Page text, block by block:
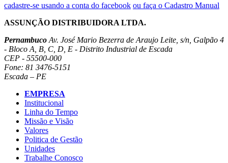
cadastre-se usando a conta do facebook ou faça o Cadastro Manual
ASSUNÇÃO DISTRIBUIDORA LTDA.
Pernambuco Av. José Mario Bezerra de Araujo Leite, s/n, Galpão 4
- Bloco A, B, C, D, E - Distrito Industrial de Escada
CEP - 55500-000
Fone: 81 3476-5151
Escada – PE
EMPRESA
Institucional
Linha do Tempo
Missão e Visão
Valores
Politica de Gestão
Unidades
Trabalhe Conosco